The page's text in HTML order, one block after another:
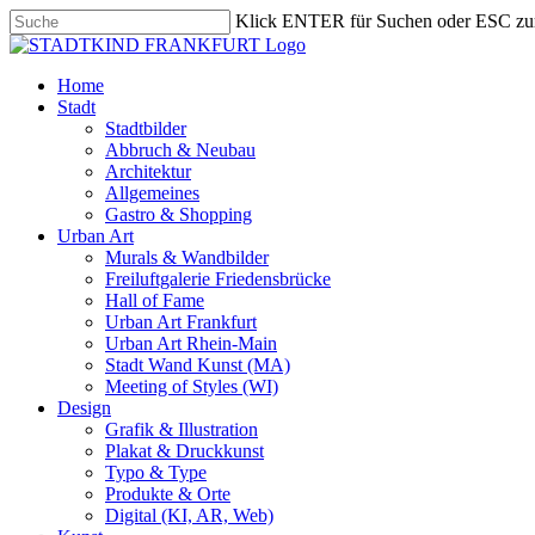
Skip
to
content
Klick ENTER für Suchen oder ESC
Close
search
Menu
Home
Stadt
Stadtbilder
Abbruch & Neubau
Architektur
Allgemeines
Gastro & Shopping
Urban Art
Murals & Wandbilder
Freiluftgalerie Friedensbrücke
Hall of Fame
Urban Art Frankfurt
Urban Art Rhein-Main
Stadt Wand Kunst (MA)
Meeting of Styles (WI)
Design
Grafik & Illustration
Plakat & Druckkunst
Typo & Type
Produkte & Orte
Digital (KI, AR, Web)